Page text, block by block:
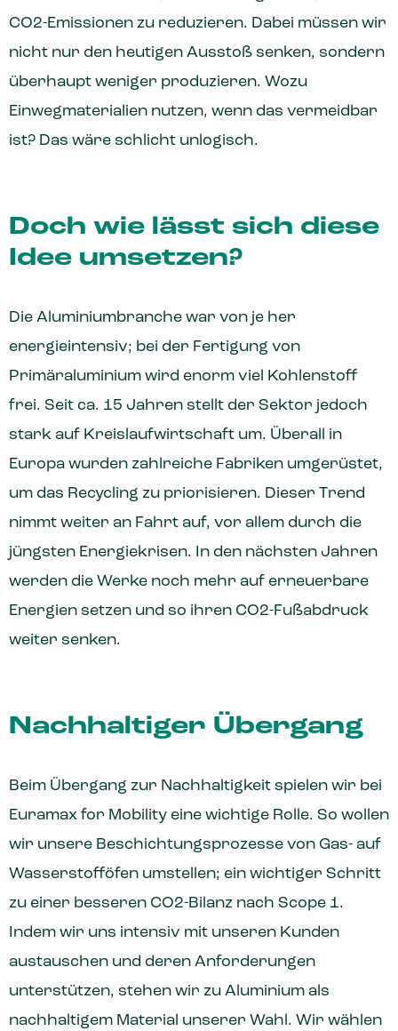
CO2-Emissionen zu reduzieren. Dabei müssen wir
nicht nur den heutigen Ausstoß senken, sondern
überhaupt weniger produzieren. Wozu
Einwegmaterialien nutzen, wenn das vermeidbar
ist? Das wäre schlicht unlogisch.
Doch wie lässt sich diese
Idee umsetzen?
Die Aluminiumbranche war von je her
energieintensiv; bei der Fertigung von
Primäraluminium wird enorm viel Kohlenstoff
frei. Seit ca. 15 Jahren stellt der Sektor jedoch
stark auf Kreislaufwirtschaft um. Überall in
Europa wurden zahlreiche Fabriken umgerüstet,
um das Recycling zu priorisieren. Dieser Trend
nimmt weiter an Fahrt auf, vor allem durch die
jüngsten Energiekrisen. In den nächsten Jahren
werden die Werke noch mehr auf erneuerbare
Energien setzen und so ihren CO2-Fußabdruck
weiter senken.
Nachhaltiger Übergang
Beim Übergang zur Nachhaltigkeit spielen wir bei
Euramax for Mobility eine wichtige Rolle. So wollen
wir unsere Beschichtungsprozesse von Gas- auf
Wasserstofföfen umstellen; ein wichtiger Schritt
zu einer besseren CO2-Bilanz nach Scope 1.
Indem wir uns intensiv mit unseren Kunden
austauschen und deren Anforderungen
unterstützen, stehen wir zu Aluminium als
nachhaltigem Material unserer Wahl. Wir wählen